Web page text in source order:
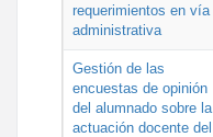
requerimientos en vía
administrativa
Gestión de las
encuestas de opinión
del alumnado sobre la
actuación docente del